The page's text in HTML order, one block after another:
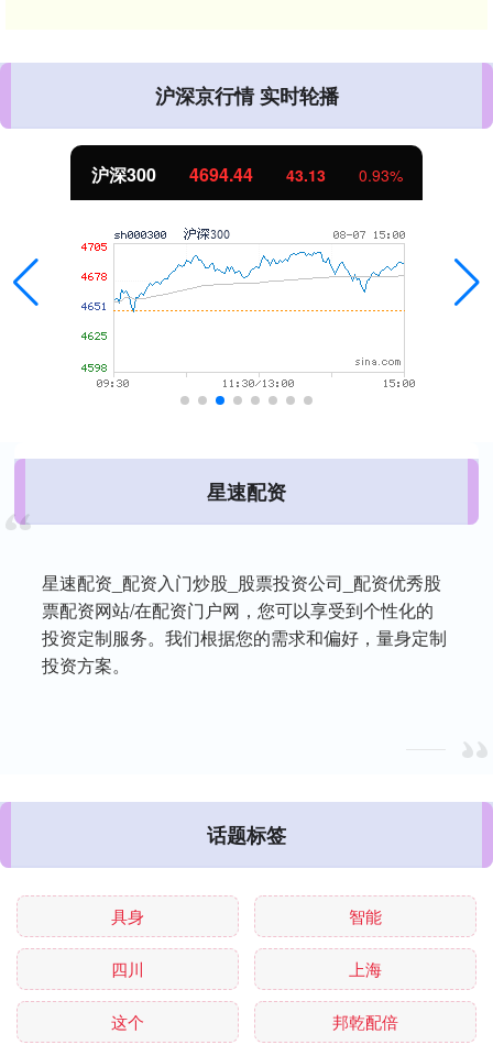
沪深京行情 实时轮播
沪深300 4694.44 43.13 0.93%
星速配资
星速配资_配资入门炒股_股票投资公司_配资优秀股
票配资网站/在配资门户网，您可以享受到个性化的
投资定制服务。我们根据您的需求和偏好，量身定制
投资方案。
话题标签
具身 智能
四川 上海
这个 邦乾配倍